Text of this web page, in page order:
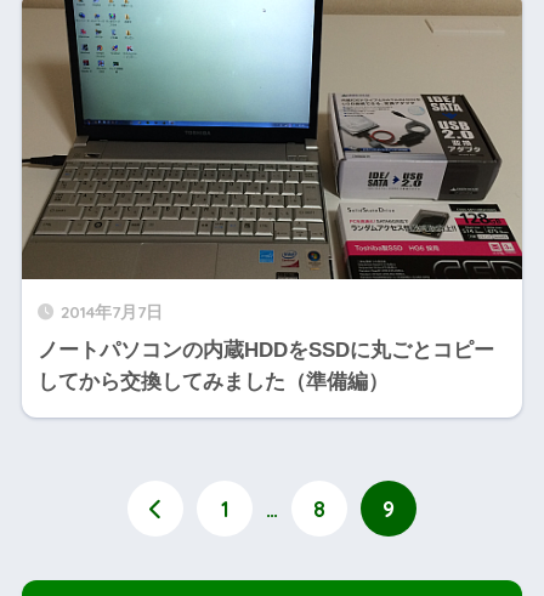
2014年7月7日
ノートパソコンの内蔵HDDをSSDに丸ごとコピー
してから交換してみました（準備編）
1 … 8 9